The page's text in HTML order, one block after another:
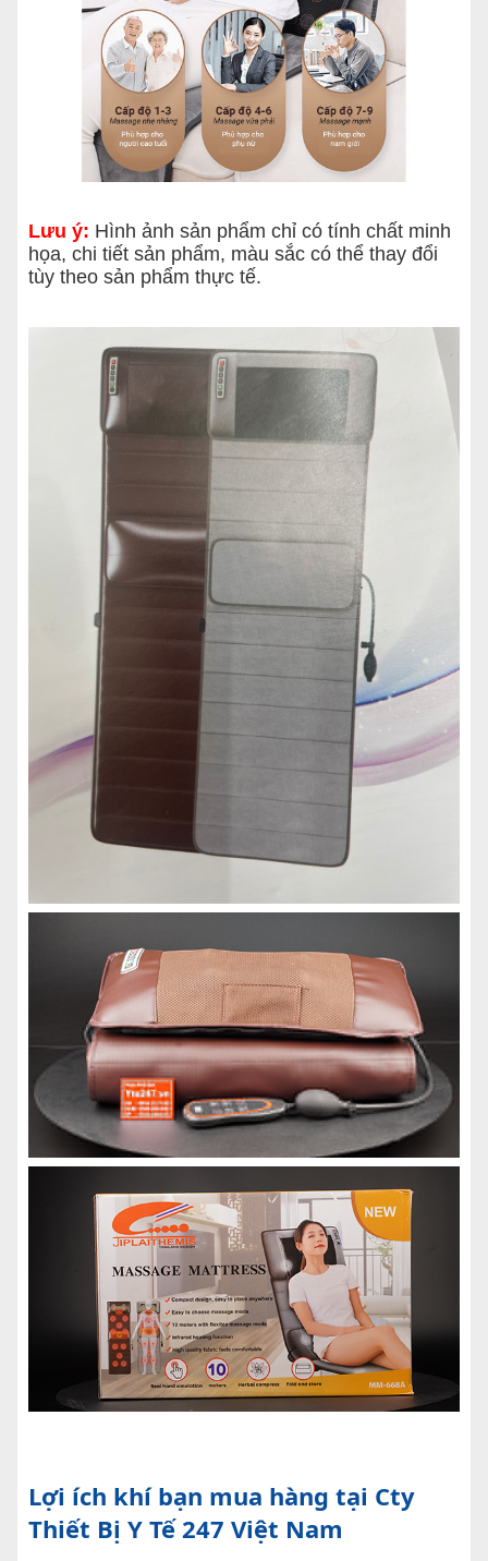
Lưu ý: Hình ảnh sản phẩm chỉ có tính chất minh
họa, chi tiết sản phẩm, màu sắc có thể thay đổi
tùy theo sản phẩm thực tế.
Lợi ích khí bạn mua hàng tại Cty
Thiết Bị Y Tế 247 Việt Nam